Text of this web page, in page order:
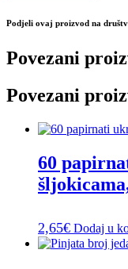
Podjeli ovaj proizvod na
Povezani
Povezani
60
2,65€ Dodaj u